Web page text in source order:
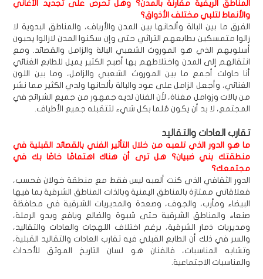
المناطق الريفية مقارنة بالمدن؟ وهل تحرص على تجديد الأغاني
والأنماط لتلبي مختلف الأذواق؟
الفرق ما بين البالة وألحانها بين المدن والأرياف، والمناطق البدوية لا
زالوا متمسكين بطابعهم التراثي حتى وإن سكنوا المدن لازالوا يحبون
أسلوبهم الذي هو الموروث الشعبي البالة والزامل والقصائد. ومع
انتقالهم إلى المدن واختلاطهم بها أصبح الكثير يميل للطابع الغنائي
أنا حاولت أجمع ما بين الموروث الشعبي والزامل، وما بين اللون
الغنائي، وأجعل الزامل على عود والبالة بألحانها ولدي الكثير مما نشر
من بالات وزوامل مغناة، لأن الفنان لديه جمهور من جميع الشرائح في
المجتمع، لا بد أن يكون مُلما بكل شيء لتتقبله جميع الأطياف.
تقارب العادات والتقاليد
ما هو الدور الذي تلعبه من خلال التأثير الفني بالقصائد القبلية في
منطقتك بني ضبيان؟ هل ترى أن هناك اهتمامًا خاصًا بك في
مجتمعك؟
الدور الثقافي الذي كنت ألعبه ليس فقط مع منطقة خولان فحسب،
فعلاقاتي ممتازة بالمناطق اليمنية وبالذات المناطق الشرقية بما فيها
البيضاء ومأرب، والجوف، وصعدة والمديريات الشرقية في محافظة
صنعاء والمناطق الشرقية حتى شبوة والضالع ويافع وبدو الرملة،
ومديريات ذمار الشرقية، برغم اختلاف اللهجات والعادات والتقاليد،
والسر في ذلك أن الطابع القبلي فيه تقارب العادات والتقاليد القبلية،
وتشابه المناسبات، فالفنان هو لسان التاريخ الموثق للأحداث
والمناسبات الاجتماعية.